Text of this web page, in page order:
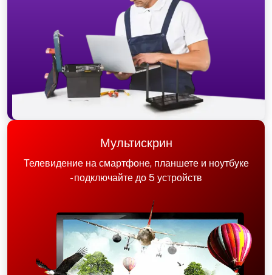
Мультискрин
Телевидение на смартфоне, планшете и ноутбуке
- подключайте до 5 устройств